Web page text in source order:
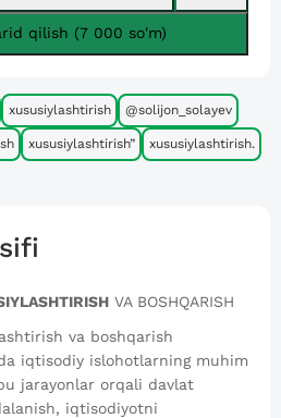
qilish (7 000 so'm)
xususiylashtirish @solijon_solayev
xususiylashtirish” xususiylashtirish.
VA BOSHQARISH
va boshqarish
iqtisodiy islohotlarning muhim
jarayonlar orqali davlat
iqtisodiyotni